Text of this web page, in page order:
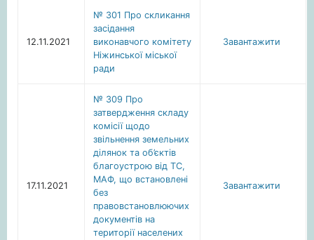
12.11.2021
№ 301 Про скликання
засідання
виконавчого комітету
Ніжинської міської
ради
Завантажити
17.11.2021
№ 309 Про
затвердження складу
комісії щодо
звільнення земельних
ділянок та об’єктів
благоустрою від ТС,
МАФ, що встановлені
без
правовстановлюючих
документів на
території населених
Завантажити